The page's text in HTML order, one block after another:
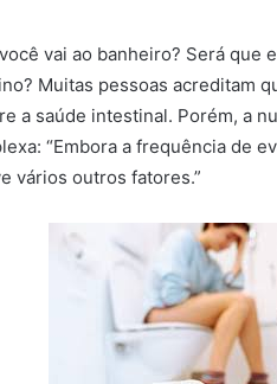
vai ao banheiro? Será
Muitas pessoas acreditam
a saúde intestinal. Porém, a
“Embora a frequência de
vários outros fatores.”